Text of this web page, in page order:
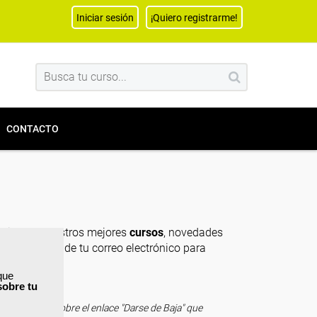
tu
Iniciar sesión ¡Quiero registrarme!
CONTACTO
de nuestros mejores cursos, novedades
de entrada de tu correo electrónico para
"clic" sobre el enlace "Darse de Baja" que